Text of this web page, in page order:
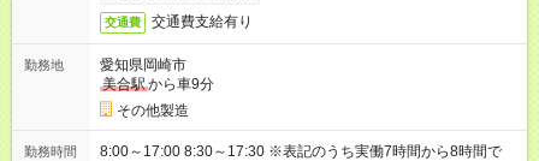
交通費 交通費支給有り
勤務地
愛知県岡崎市
美合駅から車9分
その他製造
勤務時間
8:00～17:00 8:30～17:30 ※表記のうち実働7時間から8時間で